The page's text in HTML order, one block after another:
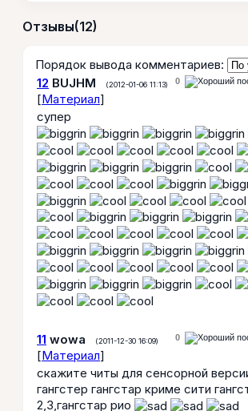
Отзывы(12)
Порядок вывода комментариев:
0
12 BUJHM (2012-01-06 11:13)
[Материал]
супер
0
11 wowa (2011-12-30 16:09)
[Материал]
скажите читы для сенсорной
гангстер гангстар криме сити
2,3,гангстар рио